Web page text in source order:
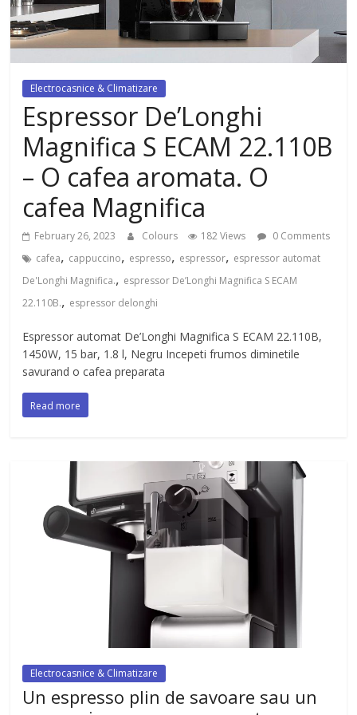
dezvoltat, cu Flexor Fitness-
dispozitiv pentru tonifiere muschi
Electrocasnice & Climatizare
Espressor De’Longhi
Magnifica S ECAM 22.110B
– O cafea aromata. O
cafea Magnifica
February 26, 2023 Colours 182 Views
0 Comments
cafea, cappuccino, espresso, espressor, espressor automat
De'Longhi Magnifica., espressor De’Longhi Magnifica S ECAM
22.110B., espressor delonghi
Espressor automat De’Longhi Magnifica S ECAM 22.110B,
1450W, 15 bar, 1.8 l, Negru Incepeti frumos diminetile
savurand o cafea preparata
Read more
Electrocasnice & Climatizare
Un espresso plin de savoare sau un